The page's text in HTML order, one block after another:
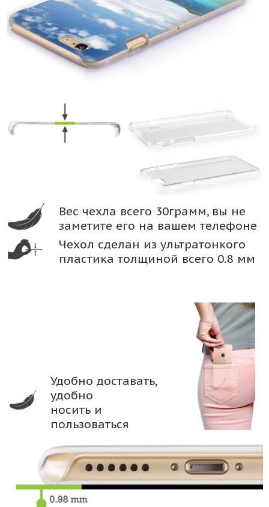
Вес чехла всего 30грамм, вы не
заметите его на вашем телефоне
Чехол сделан из ультратонкого
пластика толщиной всего 0.8 мм
Удобно доставать,
удобно
носить и
пользоваться